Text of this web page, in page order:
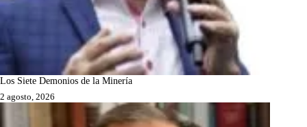
Los Siete Demonios de la Minería
2 agosto, 2026